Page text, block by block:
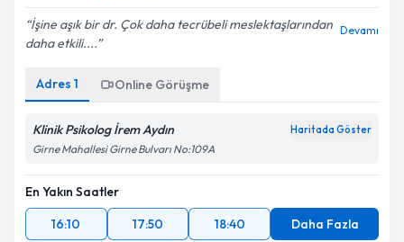
E-posta Adresiniz
Kişisel verilerimin işlenmesine ilişkinAydınlatma
Metni'ni okudum ve kişisel verilerimin belirtilen
kapsamda işlenmesini kabul ediyorum.
İşine aşık bir dr. Çok daha tecrübeli meslektaşlarından
daha etkili....
Devamı
Adres 1 Online Görüşme
Klinik Psikolog İrem Aydın Haritada Göster
Girne Mahallesi Girne Bulvarı No:109A
En Yakın Saatler
16:10
17:50 18:40 Daha Fazla